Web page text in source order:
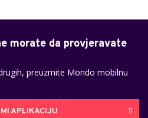
morate da provjeravate
preuzmite Mondo mobilnu
APLIKACIJU